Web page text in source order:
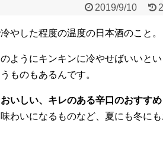
2019/9/10
やした程度の温度の日本酒のこと。
ようにキンキンに冷やせばいいと
ものもあるんです。
いしい、キレのある辛口のおすす
わいになるものなど、夏にも冬に